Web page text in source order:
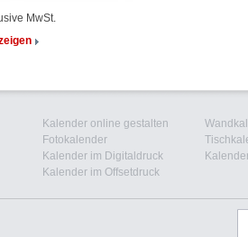
MwSt.
Kalender online gestalten
Fotokalender
Kalender im Digitaldruck
Kalender im Offsetdruck